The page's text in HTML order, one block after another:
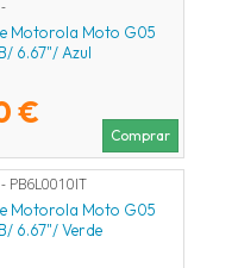
Motorola Moto G05
6.67"/ Azul
€
Comprar
PB6L0010IT
Motorola Moto G05
6.67"/ Verde